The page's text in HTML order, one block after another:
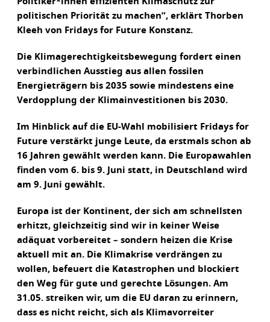
politischen Priorität zu machen”, erklärt Thorben
Kleeh von Fridays for Future Konstanz.
Die Klimagerechtigkeitsbewegung fordert einen
verbindlichen Ausstieg aus allen fossilen
Energieträgern bis 2035 sowie mindestens eine
Verdopplung der Klimainvestitionen bis 2030.
Im Hinblick auf die EU-Wahl mobilisiert Fridays for
Future verstärkt junge Leute, da erstmals schon ab
16 Jahren gewählt werden kann. Die Europawahlen
finden vom 6. bis 9. Juni statt, in Deutschland wird
am 9. Juni gewählt.
Europa ist der Kontinent, der sich am schnellsten
erhitzt, gleichzeitig sind wir in keiner Weise
adäquat vorbereitet – sondern heizen die Krise
aktuell mit an. Die Klimakrise verdrängen zu
wollen, befeuert die Katastrophen und blockiert
den Weg für gute und gerechte Lösungen. Am
31.05. streiken wir, um die EU daran zu erinnern,
dass es nicht reicht, sich als Klimavorreiter